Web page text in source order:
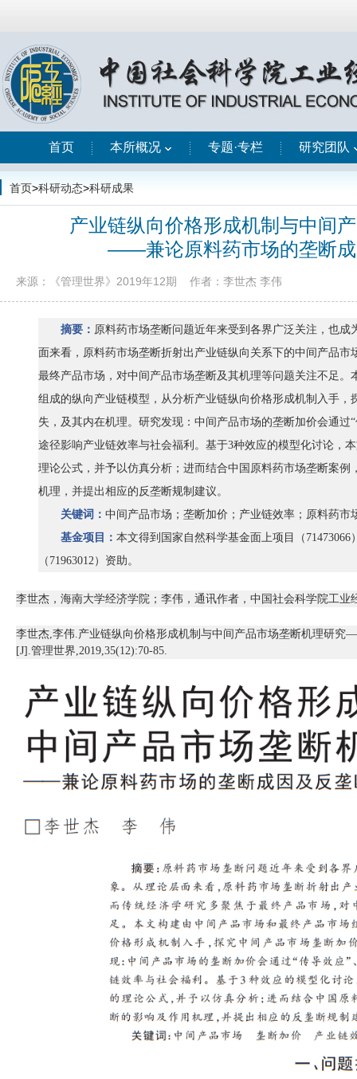
首页 本所概况 专题·专栏 研究团队
首页>科研动态>科研成果
产业链纵向价格形成机制与中间
——兼论原料药市场的垄断成
来源：《管理世界》2019年12期 作者：李世杰 李伟
摘要： 原料药市场垄断问题近年来受到各界广泛关注，也
面来看，原料药市场垄断折射出产业链纵向关系下的中间产品
最终产品市场，对中间产品市场垄断及其机理等问题关注不足
组成的纵向产业链模型，从分析产业链纵向价格形成机制入手
失，及其内在机理。研究发现：中间产品市场的垄断加价会通过
途径影响产业链效率与社会福利。基于3种效应的模型化讨论，
理论公式，并予以仿真分析；进而结合中国原料药市场垄断案
机理，并提出相应的反垄断规制建议。
关键词：中间产品市场 ；垄断加价 ； 产业链效率 ； 原料药市
基金项目：本文得到国家自然科学基金面上项目（
（71963012）资助。
李世杰，海南大学经济学院；李伟， 通讯作者， 中国社会科学院工业
李世杰,李伟.产业链纵向价格形成机制与中间产品市场垄断机理研
[J].管理世界,2019,35(12):70-85.